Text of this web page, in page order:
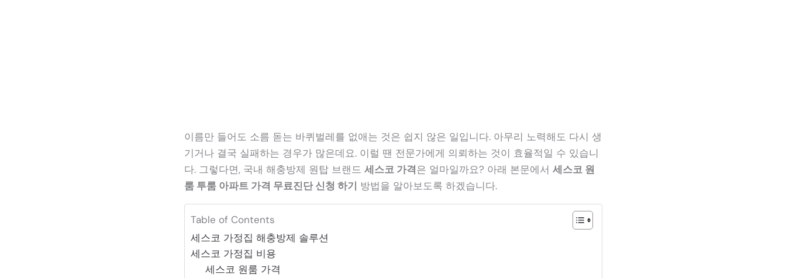
이름만 들어도 소름 돋는 바퀴벌레를 없애는 것은 쉽지 않은 일입니다. 아무리 노력해도 다시 생
기거나 결국 실패하는 경우가 많은데요. 이럴 땐 전문가에게 의뢰하는 것이 효율적일 수 있습니
다. 그렇다면, 국내 해충방제 원탑 브랜드 세스코 가격은 얼마일까요? 아래 본문에서 세스코 원
룸 투룸 아파트 가격 무료진단 신청 하기 방법을 알아보도록 하겠습니다.
Table of Contents
세스코 가정집 해충방제 솔루션
세스코 가정집 비용
세스코 원룸 가격